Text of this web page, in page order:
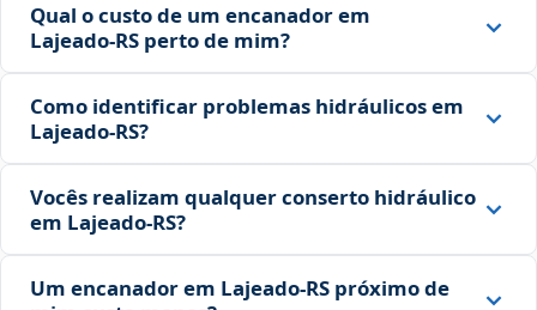
Qual o custo de um encanador em
Lajeado‑RS perto de mim?
Como identificar problemas hidráulicos em
Lajeado‑RS?
Vocês realizam qualquer conserto hidráulico
em Lajeado‑RS?
Um encanador em Lajeado‑RS próximo de